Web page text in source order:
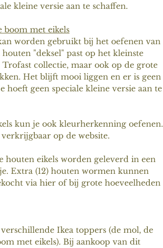
kleine versie aan te schaffen.
boom met eikels
worden gebruikt bij het oefenen van
"deksel" past op het kleinste
collectie, maar ook op de grote
Het blijft mooi liggen en er is geen
hoeft geen speciale kleine versie aan te
kun je ook kleurherkenning oefenen.
op de website.
houten eikels worden geleverd in een
Extra (12) houten wormen kunnen
via hier of bij grote hoeveelheden
Ikea toppers (de mol, de
met eikels). Bij aankoop van dit